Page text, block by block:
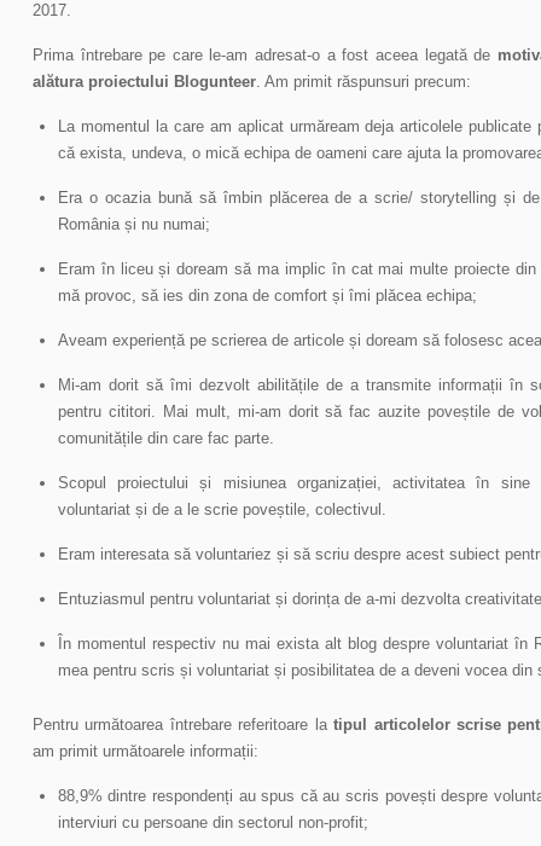
2017.
Prima întrebare pe care le-am adresat-o a fost aceea legată de
alătura proiectului Blogunteer. Am primit răspunsuri precum:
La momentul la care am aplicat urmăream deja articolele
că exista, undeva, o mică echipa de oameni care ajuta la
Era o ocazia bună să îmbin plăcerea de a scrie/ storytelling și
România și nu numai;
Eram în liceu și doream să ma implic în cat mai multe proiecte
mă provoc, să ies din zona de comfort și îmi plăcea echipa;
Aveam experiență pe scrierea de articole și doream să folosesc
Mi-am dorit să îmi dezvolt abilitățile de a transmite informații în
pentru cititori. Mai mult, mi-am dorit să fac auzite poveștile de
comunitățile din care fac parte.
Scopul proiectului și misiunea organizației, activitatea în
voluntariat și de a le scrie poveștile, colectivul.
Eram interesata să voluntariez și să scriu despre acest subiect
Entuziasmul pentru voluntariat și dorința de a-mi dezvolta
În momentul respectiv nu mai exista alt blog despre voluntariat în
mea pentru scris și voluntariat și posibilitatea de a deveni vocea din
Pentru următoarea întrebare referitoare latipul articolelor scrise
am primit următoarele informații:
88,9% dintre respondenți au spus că au scris povești despre
interviuri cu persoane din sectorul non-profit;